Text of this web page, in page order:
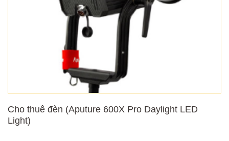
Cho thuê đèn (Aputure 600X Pro Daylight LED
Light)